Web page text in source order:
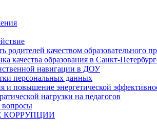
родителей качеством образовательного
качества образования в Санкт-
навигации в ДОУ
персональных данных
и повышение энергетической
нагрузки на педагогов
вопросы
КОРРУПЦИИ